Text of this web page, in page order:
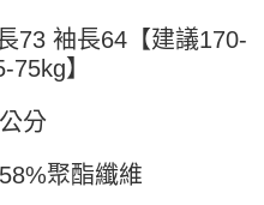
不足之情形，本公司將視審查結果
訊註冊。若發現惡意使用之情形，
73 袖長64【建議170-
75kg】
分
聚酯纖維